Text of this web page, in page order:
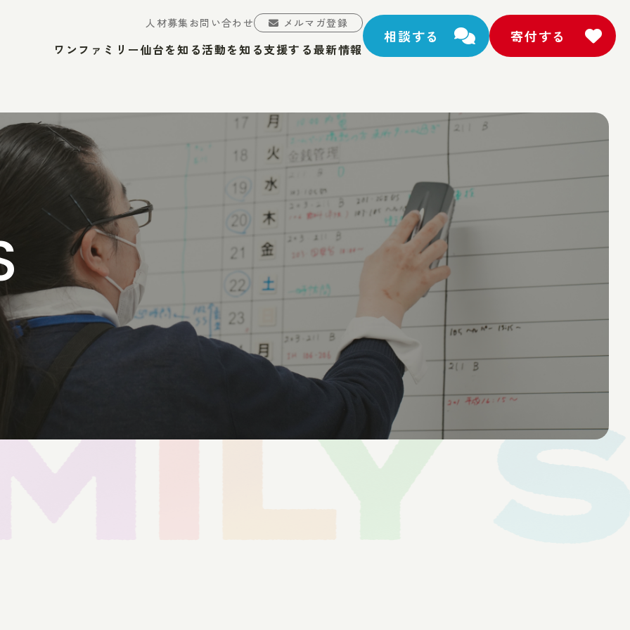
人材募集 お問い合わせ メルマガ登録
ワンファミリー仙台を知る活動を知る支援する最新情報
相談する 寄付する